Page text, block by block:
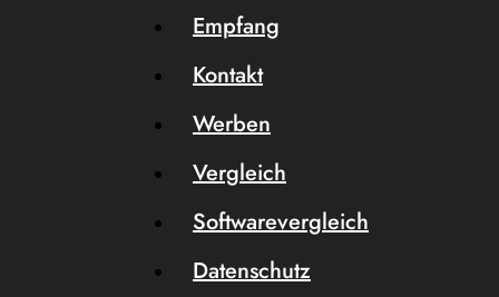
Empfang
Kontakt
Werben
Vergleich
Softwarevergleich
Datenschutz